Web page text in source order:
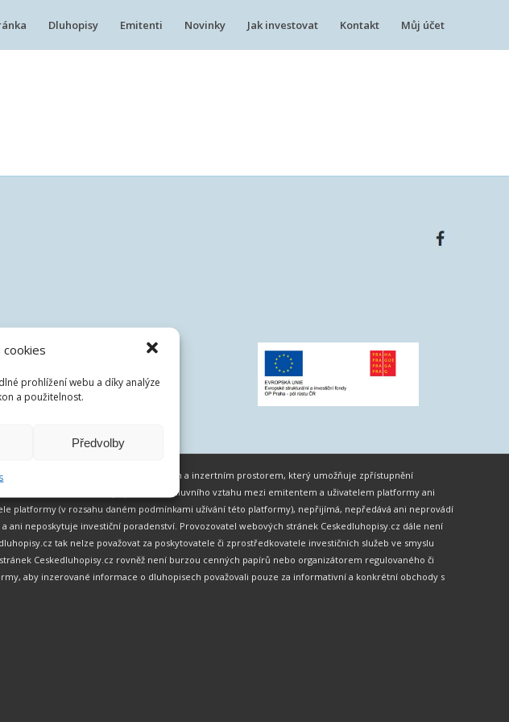
cookies
prohlížení webu a díky analýze
a použitelnost.
Předvolby
Dluhopisy Emitenti Novinky Jak investovat Kontakt Můj účet
jsou pouze a jen informačním a inzertním prostorem, který umožňuje zpřístupnění
účastníkem žádného případného smluvního vztahu mezi emitentem a uživatelem platformy ani
platformy (v rozsahu daném podmínkami užívání této platformy), nepřijímá, nepředává ani neprovádí
neposkytuje investiční poradenství. Provozovatel webových stránek Ceskedluhopisy.cz dále není
tak nelze považovat za poskytovatele či zprostředkovatele investičních služeb ve smyslu
Ceskedluhopisy.cz rovněž není burzou cenných papírů nebo organizátorem regulovaného či
aby inzerované informace o dluhopisech považovali pouze za informativní a konkrétní obchody s